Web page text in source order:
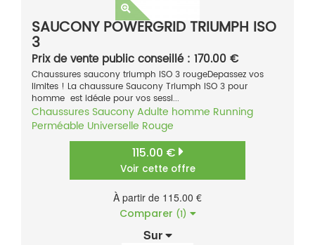
SAUCONY POWERGRID TRIUMPH ISO
3
Prix de vente public conseillé : 170.00 €
Chaussures saucony triumph ISO 3 rougeDepassez vos
limites ! La chaussure Saucony Triumph ISO 3 pour
homme est idéale pour vos sessi...
Chaussures SauconyAdulte homme Running
Perméable Universelle Rouge
115.00 €
Voir cette offre
À partir de 115.00 €
Comparer (1)
Sur